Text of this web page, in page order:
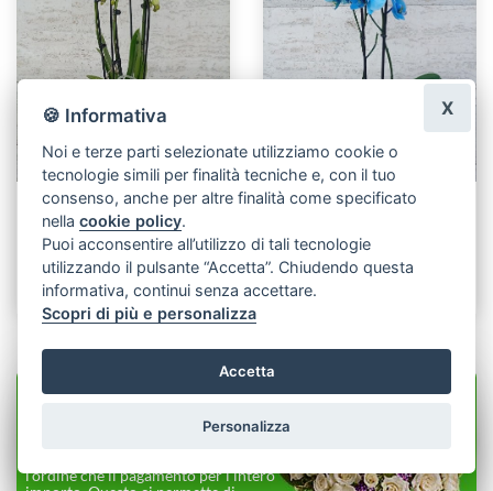
Orchidea bianca
€ 31,00
Orchidea blu
Prodotto non disponibile
STAI ACQUISTANDO
l’ordine che il pagamento per l’intero
🍪 Informativa
Noi e terze parti selezionate utilizziamo cookie o
tecnologie simili per finalità tecniche e, con il tuo
consenso, anche per altre finalità come specificato
nellacookie policy.
Puoi acconsentire all’utilizzo di tali tecnologie
utilizzando il pulsante “Accetta”. Chiudendo questa
informativa, continui senza accettare.
Scopri di più e personalizza
Accetta
Personalizza
X